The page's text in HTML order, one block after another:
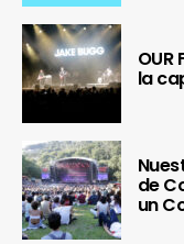
la
de
un